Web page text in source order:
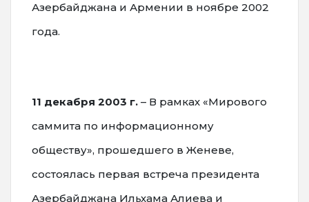
Азербайджана и Армении в ноябре 2002
года.
11 декабря 2003 г. – В рамках «Мирового
саммита по информационному
обществу», прошедшего в Женеве,
состоялась первая встреча президента
Азербайджана Ильхама Алиева и